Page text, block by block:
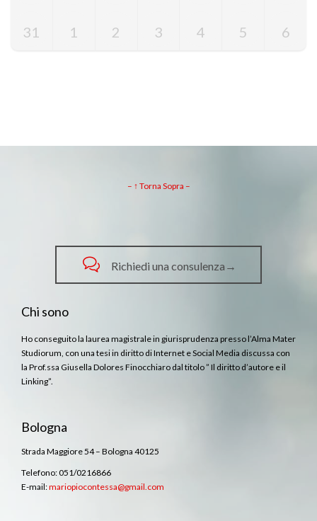
31 1 2 3 4 5 6
– ↑ Torna Sopra –
 Richiedi una consulenza→
Chi sono
Ho conseguito la laurea magistrale in giurisprudenza presso l’Alma Mater
Studiorum, con una tesi in diritto di Internet e Social Media discussa con
la Prof.ssa Giusella Dolores Finocchiaro dal titolo ” Il diritto d’autore e il
Linking”.
Bologna
Strada Maggiore 54 – Bologna 40125
Telefono: 051/0216866
E-mail:mariopiocontessa@gmail.com